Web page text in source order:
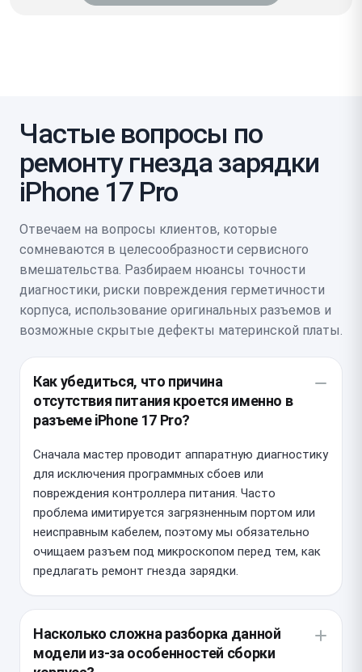
Частые вопросы по
ремонту гнезда зарядки
iPhone 17 Pro
Отвечаем на вопросы клиентов, которые
сомневаются в целесообразности сервисного
вмешательства. Разбираем нюансы точности
диагностики, риски повреждения герметичности
корпуса, использование оригинальных разъемов и
возможные скрытые дефекты материнской платы.
Как убедиться, что причина
отсутствия питания кроется именно в
разъеме iPhone 17 Pro?
Сначала мастер проводит аппаратную диагностику
для исключения программных сбоев или
повреждения контроллера питания. Часто
проблема имитируется загрязненным портом или
неисправным кабелем, поэтому мы обязательно
очищаем разъем под микроскопом перед тем, как
предлагать ремонт гнезда зарядки.
Насколько сложна разборка данной
модели из-за особенностей сборки